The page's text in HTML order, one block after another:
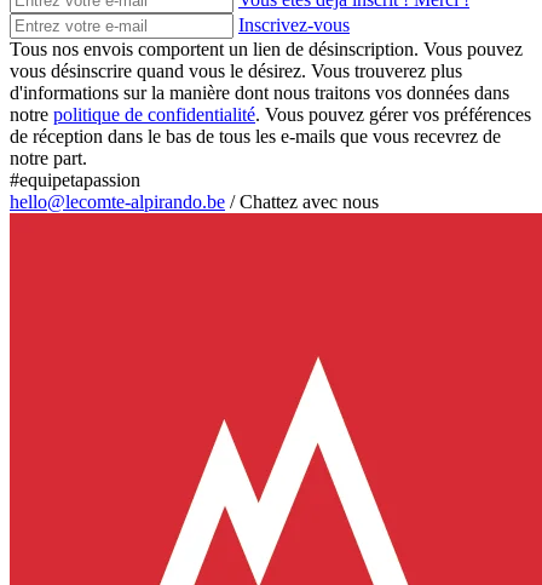
Inscrivez-vous
Tous nos envois comportent un lien de désinscription. Vous pouvez
vous désinscrire quand vous le désirez. Vous trouverez plus
d'informations sur la manière dont nous traitons vos données dans
notre politique de confidentialité. Vous pouvez gérer vos préférences
de réception dans le bas de tous les e-mails que vous recevrez de
notre part.
#equipetapassion
hello@lecomte-alpirando.be /Chattez avec nous